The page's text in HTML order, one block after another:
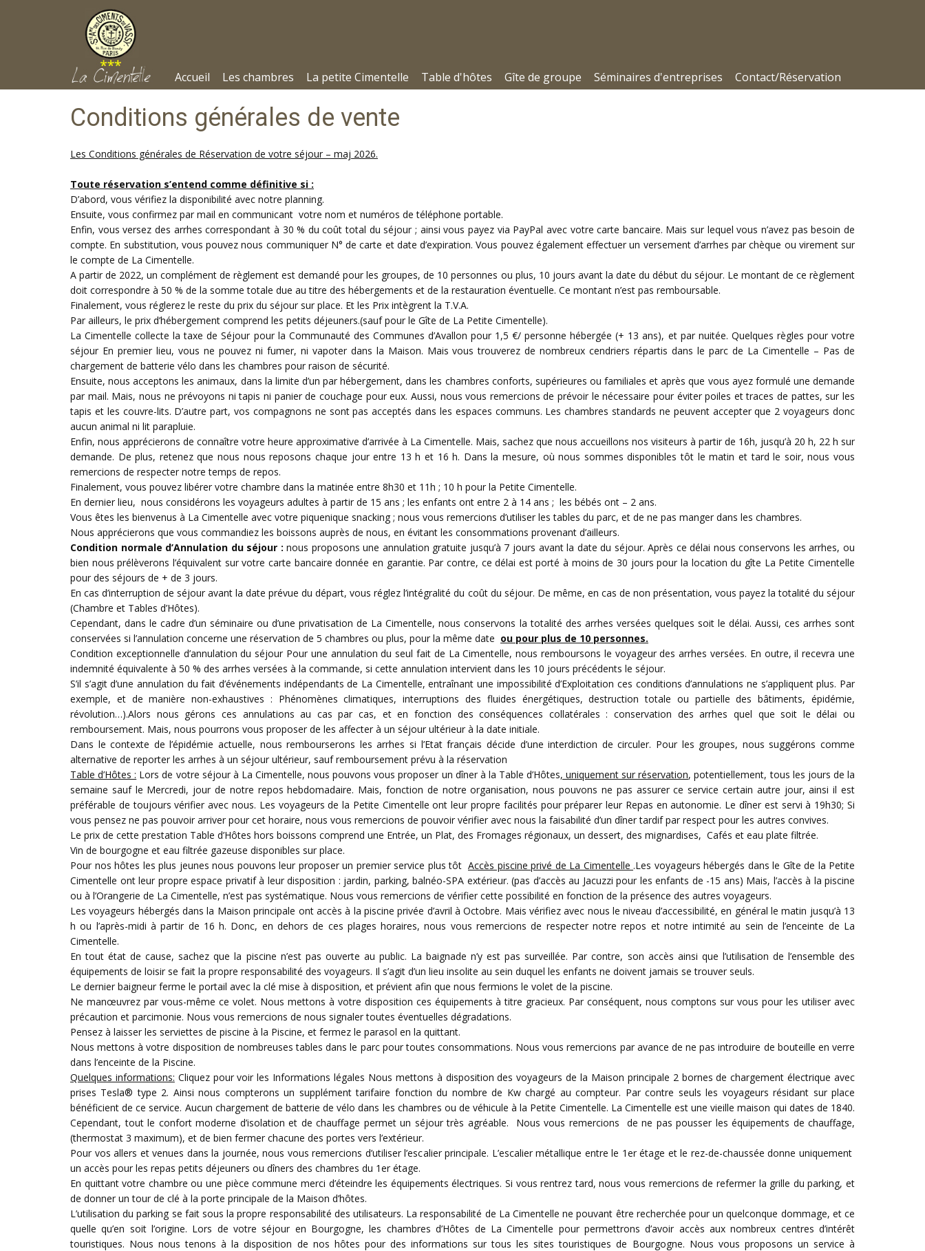
Accueil Les chambres La petite Cimentelle Table d'hôtes Gîte de groupe Séminaires d'entreprises Contact/Réservation
Conditions générales de vente
Les Conditions générales de Réservation de votre séjour – maj 2026.
Toute réservation s’entend comme définitive si :
D’abord, vous vérifiez la disponibilité avec notre planning.
Ensuite, vous confirmez par mail en communicant votre nom et numéros de téléphone portable.
Enfin, vous versez des arrhes correspondant à 30 % du coût total du séjour ; ainsi vous payez via PayPal avec votre carte bancaire. Mais sur lequel vous n’avez pas besoin de
compte. En substitution, vous pouvez nous communiquer N° de carte et date d’expiration. Vous pouvez également effectuer un versement d’arrhes par chèque ou virement sur
le compte de La Cimentelle.
A partir de 2022, un complément de règlement est demandé pour les groupes, de 10 personnes ou plus, 10 jours avant la date du début du séjour. Le montant de ce règlement
doit correspondre à 50 % de la somme totale due au titre des hébergements et de la restauration éventuelle. Ce montant n’est pas remboursable.
Finalement, vous réglerez le reste du prix du séjour sur place. Et les Prix intègrent la T.V.A.
Par ailleurs, le prix d’hébergement comprend les petits déjeuners.(sauf pour le Gîte de La Petite Cimentelle).
La Cimentelle collecte la taxe de Séjour pour la Communauté des Communes d’Avallon pour 1,5 €/ personne hébergée (+ 13 ans), et par nuitée. Quelques règles pour votre
séjour En premier lieu, vous ne pouvez ni fumer, ni vapoter dans la Maison. Mais vous trouverez de nombreux cendriers répartis dans le parc de La Cimentelle – Pas de
chargement de batterie vélo dans les chambres pour raison de sécurité.
Ensuite, nous acceptons les animaux, dans la limite d’un par hébergement, dans les chambres conforts, supérieures ou familiales et après que vous ayez formulé une demande
par mail. Mais, nous ne prévoyons ni tapis ni panier de couchage pour eux. Aussi, nous vous remercions de prévoir le nécessaire pour éviter poiles et traces de pattes, sur les
tapis et les couvre-lits. D’autre part, vos compagnons ne sont pas acceptés dans les espaces communs. Les chambres standards ne peuvent accepter que 2 voyageurs donc
aucun animal ni lit parapluie.
Enfin, nous apprécierons de connaître votre heure approximative d’arrivée à La Cimentelle. Mais, sachez que nous accueillons nos visiteurs à partir de 16h, jusqu’à 20 h, 22 h sur
demande. De plus, retenez que nous nous reposons chaque jour entre 13 h et 16 h. Dans la mesure, où nous sommes disponibles tôt le matin et tard le soir, nous vous
remercions de respecter notre temps de repos.
Finalement, vous pouvez libérer votre chambre dans la matinée entre 8h30 et 11h ; 10 h pour la Petite Cimentelle.
En dernier lieu, nous considérons les voyageurs adultes à partir de 15 ans ; les enfants ont entre 2 à 14 ans ; les bébés ont – 2 ans.
Vous êtes les bienvenus à La Cimentelle avec votre piquenique snacking ; nous vous remercions d’utiliser les tables du parc, et de ne pas manger dans les chambres.
Nous apprécierons que vous commandiez les boissons auprès de nous, en évitant les consommations provenant d’ailleurs.
Condition normale d’Annulation du séjour : nous proposons une annulation gratuite jusqu’à 7 jours avant la date du séjour. Après ce délai nous conservons les arrhes, ou
bien nous prélèverons l’équivalent sur votre carte bancaire donnée en garantie. Par contre, ce délai est porté à moins de 30 jours pour la location du gîte La Petite Cimentelle
pour des séjours de + de 3 jours.
En cas d’interruption de séjour avant la date prévue du départ, vous réglez l’intégralité du coût du séjour. De même, en cas de non présentation, vous payez la totalité du séjour
(Chambre et Tables d’Hôtes).
Cependant, dans le cadre d’un séminaire ou d’une privatisation de La Cimentelle, nous conservons la totalité des arrhes versées quelques soit le délai. Aussi, ces arrhes sont
conservées si l’annulation concerne une réservation de 5 chambres ou plus, pour la même date ou pour plus de 10 personnes.
Condition exceptionnelle d’annulation du séjour Pour une annulation du seul fait de La Cimentelle, nous remboursons le voyageur des arrhes versées. En outre, il recevra une
indemnité équivalente à 50 % des arrhes versées à la commande, si cette annulation intervient dans les 10 jours précédents le séjour.
S’il s’agit d’une annulation du fait d’événements indépendants de La Cimentelle, entraînant une impossibilité d’Exploitation ces conditions d’annulations ne s’appliquent plus. Par
exemple, et de manière non-exhaustives : Phénomènes climatiques, interruptions des fluides énergétiques, destruction totale ou partielle des bâtiments, épidémie,
révolution…).Alors nous gérons ces annulations au cas par cas, et en fonction des conséquences collatérales : conservation des arrhes quel que soit le délai ou
remboursement. Mais, nous pourrons vous proposer de les affecter à un séjour ultérieur à la date initiale.
Dans le contexte de l’épidémie actuelle, nous rembourserons les arrhes si l’Etat français décide d’une interdiction de circuler. Pour les groupes, nous suggérons comme
alternative de reporter les arrhes à un séjour ultérieur, sauf remboursement prévu à la réservation
Table d’Hôtes : Lors de votre séjour à La Cimentelle, nous pouvons vous proposer un dîner à la Table d’Hôtes, uniquement sur réservation, potentiellement, tous les jours de la
semaine sauf le Mercredi, jour de notre repos hebdomadaire. Mais, fonction de notre organisation, nous pouvons ne pas assurer ce service certain autre jour, ainsi il est
préférable de toujours vérifier avec nous. Les voyageurs de la Petite Cimentelle ont leur propre facilités pour préparer leur Repas en autonomie. Le dîner est servi à 19h30; Si
vous pensez ne pas pouvoir arriver pour cet horaire, nous vous remercions de pouvoir vérifier avec nous la faisabilité d’un dîner tardif par respect pour les autres convives.
Le prix de cette prestation Table d’Hôtes hors boissons comprend une Entrée, un Plat, des Fromages régionaux, un dessert, des mignardises, Cafés et eau plate filtrée.
Vin de bourgogne et eau filtrée gazeuse disponibles sur place.
Pour nos hôtes les plus jeunes nous pouvons leur proposer un premier service plus tôt Accès piscine privé de La Cimentelle .Les voyageurs hébergés dans le Gîte de la Petite
Cimentelle ont leur propre espace privatif à leur disposition : jardin, parking, balnéo-SPA extérieur. (pas d’accès au Jacuzzi pour les enfants de -15 ans) Mais, l’accès à la piscine
ou à l’Orangerie de La Cimentelle, n’est pas systématique. Nous vous remercions de vérifier cette possibilité en fonction de la présence des autres voyageurs.
Les voyageurs hébergés dans la Maison principale ont accès à la piscine privée d’avril à Octobre. Mais vérifiez avec nous le niveau d’accessibilité, en général le matin jusqu’à 13
h ou l’après-midi à partir de 16 h. Donc, en dehors de ces plages horaires, nous vous remercions de respecter notre repos et notre intimité au sein de l’enceinte de La
Cimentelle.
En tout état de cause, sachez que la piscine n’est pas ouverte au public. La baignade n’y est pas surveillée. Par contre, son accès ainsi que l’utilisation de l’ensemble des
équipements de loisir se fait la propre responsabilité des voyageurs. Il s’agit d’un lieu insolite au sein duquel les enfants ne doivent jamais se trouver seuls.
Le dernier baigneur ferme le portail avec la clé mise à disposition, et prévient afin que nous fermions le volet de la piscine.
Ne manœuvrez par vous-même ce volet. Nous mettons à votre disposition ces équipements à titre gracieux. Par conséquent, nous comptons sur vous pour les utiliser avec
précaution et parcimonie. Nous vous remercions de nous signaler toutes éventuelles dégradations.
Pensez à laisser les serviettes de piscine à la Piscine, et fermez le parasol en la quittant.
Nous mettons à votre disposition de nombreuses tables dans le parc pour toutes consommations. Nous vous remercions par avance de ne pas introduire de bouteille en verre
dans l’enceinte de la Piscine.
Quelques informations: Cliquez pour voir les Informations légales Nous mettons à disposition des voyageurs de la Maison principale 2 bornes de chargement électrique avec
prises Tesla® type 2. Ainsi nous compterons un supplément tarifaire fonction du nombre de Kw chargé au compteur. Par contre seuls les voyageurs résidant sur place
bénéficient de ce service. Aucun chargement de batterie de vélo dans les chambres ou de véhicule à la Petite Cimentelle. La Cimentelle est une vieille maison qui dates de 1840.
Cependant, tout le confort moderne d’isolation et de chauffage permet un séjour très agréable. Nous vous remercions de ne pas pousser les équipements de chauffage,
(thermostat 3 maximum), et de bien fermer chacune des portes vers l’extérieur.
Pour vos allers et venues dans la journée, nous vous remercions d’utiliser l’escalier principale. L’escalier métallique entre le 1er étage et le rez-de-chaussée donne uniquement
un accès pour les repas petits déjeuners ou dîners des chambres du 1er étage.
En quittant votre chambre ou une pièce commune merci d’éteindre les équipements électriques. Si vous rentrez tard, nous vous remercions de refermer la grille du parking, et
de donner un tour de clé à la porte principale de la Maison d’hôtes.
L’utilisation du parking se fait sous la propre responsabilité des utilisateurs. La responsabilité de La Cimentelle ne pouvant être recherchée pour un quelconque dommage, et ce
quelle qu’en soit l’origine. Lors de votre séjour en Bourgogne, les chambres d’Hôtes de La Cimentelle pour permettrons d’avoir accès aux nombreux centres d’intérêt
touristiques. Nous nous tenons à la disposition de nos hôtes pour des informations sur tous les sites touristiques de Bourgogne. Nous vous proposons un service à